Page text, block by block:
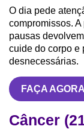
O dia pede
compromissos.
pausas
cuide do corpo e
desnecessárias.
FAÇA
Câncer